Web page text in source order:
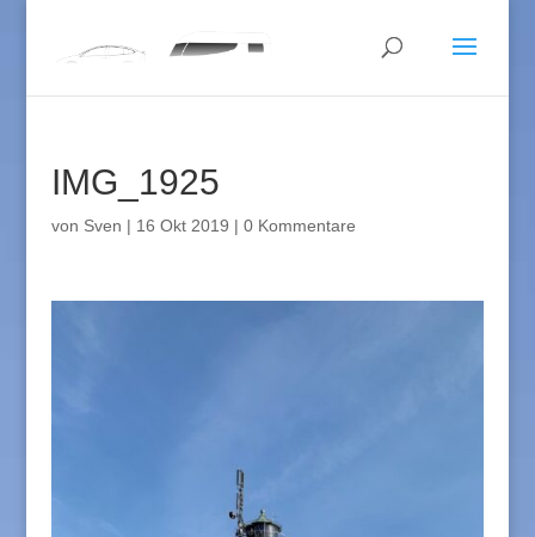
IMG_1925
von Sven | 16 Okt 2019 | 0 Kommentare